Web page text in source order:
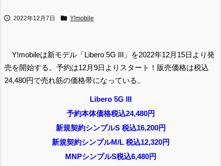
 2022年12月7日  Y!mobile
Y!mobileは新モデル「Libero 5G III」を2022年12月15日より発
売を開始する。予約は12月9日よりスタート！販売価格は税込
24,480円で売れ筋の価格帯になっている。
Libero 5G III
予約本体価格税込24,480円
新規契約シンプルS 税込16,200円
新規契約シンプルM/L 税込12,320円
MNPシンプルS税込6,480円